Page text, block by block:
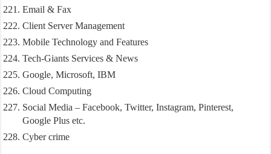
Email & Fax
Client Server Management
Mobile Technology and Features
Tech-Giants Services & News
Google, Microsoft, IBM
Cloud Computing
Social Media – Facebook, Twitter, Instagram, Pinterest,
Google Plus etc.
Cyber crime